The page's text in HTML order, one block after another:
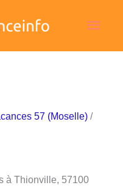
57 (Moselle) /
à Thionville, 57100